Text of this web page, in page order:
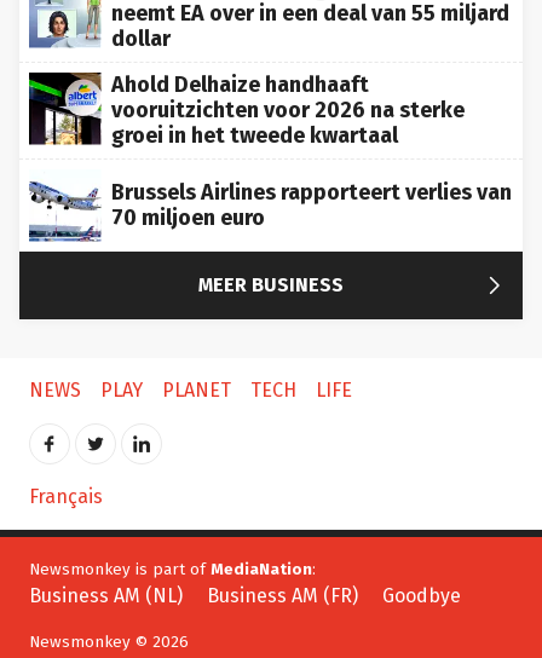
neemt EA over in een deal van 55 miljard
dollar
Ahold Delhaize handhaaft
vooruitzichten voor 2026 na sterke
groei in het tweede kwartaal
Brussels Airlines rapporteert verlies van
70 miljoen euro
MEER BUSINESS 
NEWS PLAY PLANET TECH LIFE
Français
Newsmonkey is part ofMediaNation:
Business AM (NL) Business AM (FR) Goodbye
Newsmonkey © 2026